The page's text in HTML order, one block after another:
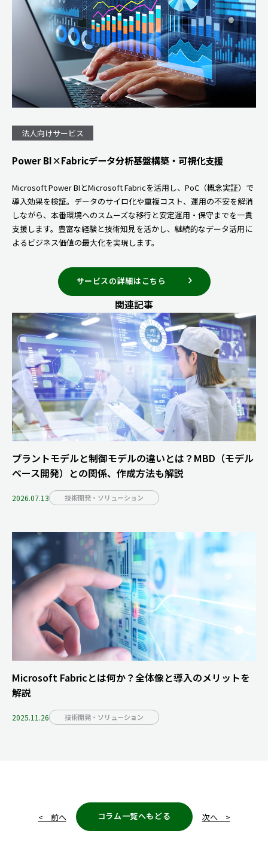
法人向けサービス
Power BI×Fabricデータ分析基盤構築・可視化支援
Microsoft Power BIとMicrosoft Fabricを活用し、PoC（概念実証）で
導入効果を検証。データのサイロ化や重複コスト、運用の不安を解消
しながら、本番環境へのスムーズな移行と安定運用・保守までを一貫
支援します。豊富な経験と技術知見を活かし、継続的なデータ活用に
よるビジネス価値の最大化を実現します。
サービスの詳細はこちら
関連記事
プラントモデルと制御モデルの違いとは？MBD（モデル
ベース開発）との関係、作成方法も解説
2026.07.13 技術開発・ソリューション
Microsoft Fabricとは何か？全体像と導入のメリットを
解説
2025.11.26 技術開発・ソリューション
< 前へ コラム一覧へもどる 次へ >